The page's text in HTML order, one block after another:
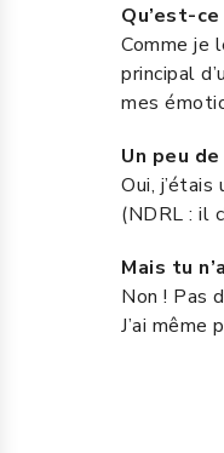
Qu’est-
Comme je
principal
mes
Un peu
Oui,
(NDRL : il
Mais tu
Non ! Pas
J’ai même